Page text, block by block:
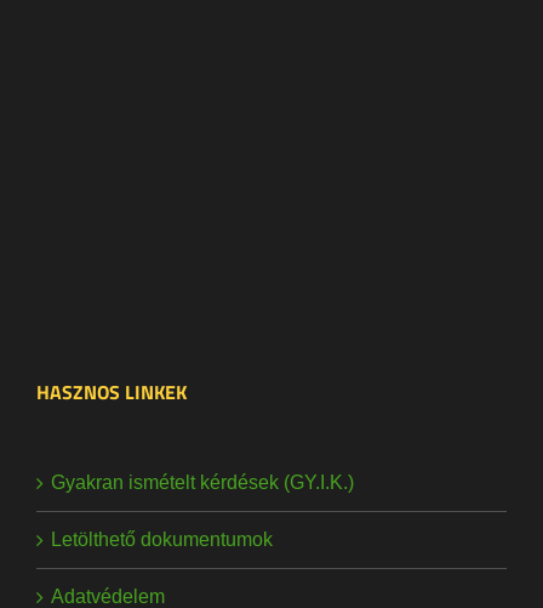
HASZNOS LINKEK
Gyakran ismételt kérdések (GY.I.K.)
Letölthető dokumentumok
Adatvédelem